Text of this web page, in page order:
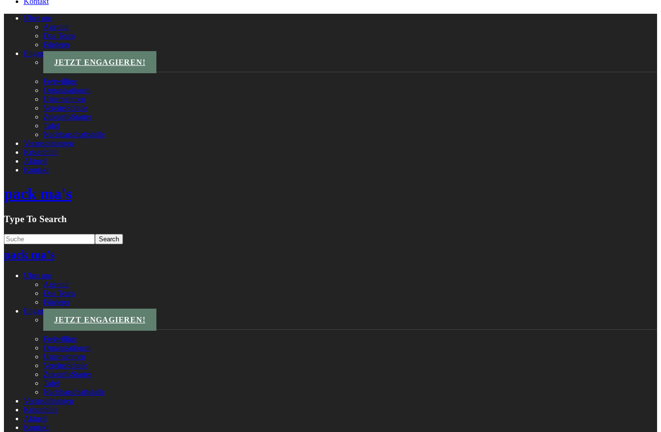
Über uns
Agentur
Das Team
Förderer
Engagements
JETZT ENGAGIEREN!
Freiwillige
Organisationen
Unternehmen
VereinsSchule
ZukunftsStarter
Tafel
Nachbarschaftshilfe
Veranstaltungen
Krisenhilfe
Aktuell
Kontakt
pack ma's
Type To Search
pack ma's
Über uns
Agentur
Das Team
Förderer
Engagements
JETZT ENGAGIEREN!
Freiwillige
Organisationen
Unternehmen
VereinsSchule
ZukunftsStarter
Tafel
Nachbarschaftshilfe
Veranstaltungen
Krisenhilfe
Aktuell
Kontakt